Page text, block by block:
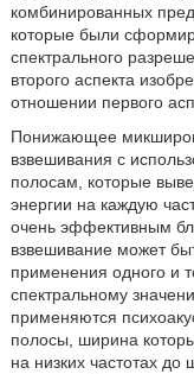
комбинированных
которые были
спектрального
второго аспекта
отношении первого
Понижающее
взвешивания с
полосам, которые
энергии на каждую
очень эффективным
взвешивание может
применения одного и
спектральному
применяются
полосы, ширина
на низких частотах до